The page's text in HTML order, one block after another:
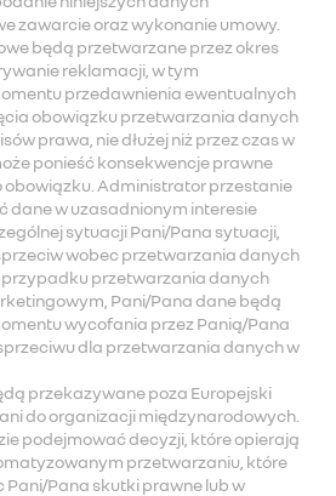
zawarcie oraz wykonanie umowy.
będą przetwarzane przez okres
reklamacji, w tym
przedawnienia ewentualnych
obowiązku przetwarzania danych
prawa, nie dłużej niż przez czas w
ponieść konsekwencje prawne
Administrator przestanie
dane w uzasadnionym interesie
sytuacji Pani/Pana sytuacji,
wobec przetwarzania danych
przypadku przetwarzania danych
Pani/Pana dane będą
wycofania przez Panią/Pana
dla przetwarzania danych w
przekazywane poza Europejski
do organizacji międzynarodowych.
podejmować decyzji, które opierają
przetwarzaniu, które
Pani/Pana skutki prawne lub w